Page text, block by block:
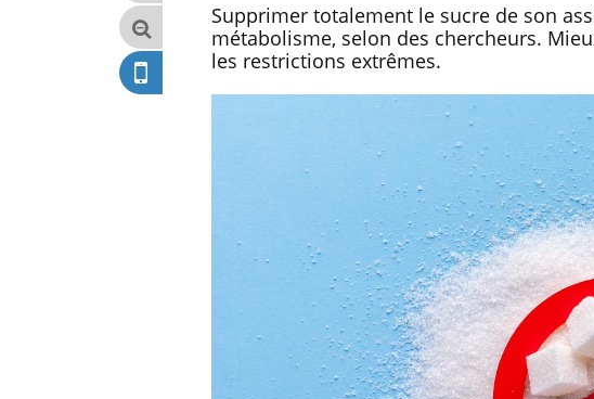
Supprimer totalement le sucre de son
métabolisme, selon des chercheurs.
les restrictions extrêmes.